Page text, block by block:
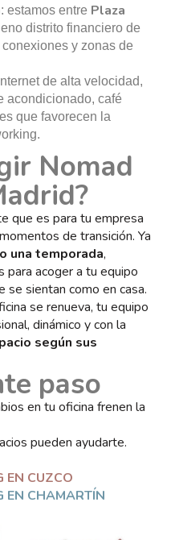
: estamos entre Plaza
distrito financiero de
y zonas de
de alta velocidad,
acondicionado, café
que favorecen la
Nomad
que es para tu empresa
de transición. Ya
una temporada,
acoger a tu equipo
se sientan como en casa.
se renueva, tu equipo
dinámico y con la
según sus
paso
en tu oficina frenen la
pueden ayudarte.
EN CUZCO
EN CHAMARTÍN